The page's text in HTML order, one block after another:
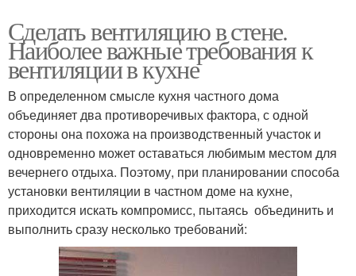
Сделать вентиляцию в стене.
Наиболее важные требования к
вентиляции в кухне
В определенном смысле кухня частного дома
объединяет два противоречивых фактора, с одной
стороны она похожа на производственный участок и
одновременно может оставаться любимым местом для
вечернего отдыха. Поэтому, при планировании способа
установки вентиляции в частном доме на кухне,
приходится искать компромисс, пытаясь объединить и
выполнить сразу несколько требований: